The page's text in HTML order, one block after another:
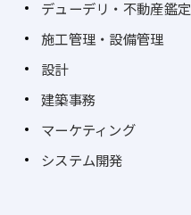
デューデリ・不動産鑑定
施工管理・設備管理
設計
建築事務
マーケティング
システム開発